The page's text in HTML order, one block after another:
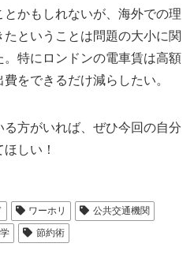
かもしれないが、海外での理
ということは問題の大小に関
特にロンドンの電車賃は高額
をできるだけ減らしたい。
方がいれば、ぜひ今回の自分
しい！
ワーホリ
公共交通機関
節約術